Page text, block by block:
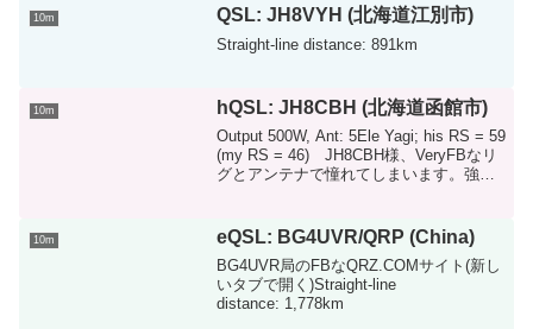
10m QSL: JH8VYH (北海道江別市)
Straight-line distance: 891km
10m hQSL: JH8CBH (北海道函館市)
Output 500W, Ant: 5Ele Yagi; his RS = 59
(my RS = 46) JH8CBH様、VeryFBなリ
グとアンテナで憧れてしまいます。強力
10m eQSL: BG4UVR/QRP (China)
BG4UVR局のFBなQRZ.COMサイト(新し
いタブで開く)Straight-line
distance: 1,778km